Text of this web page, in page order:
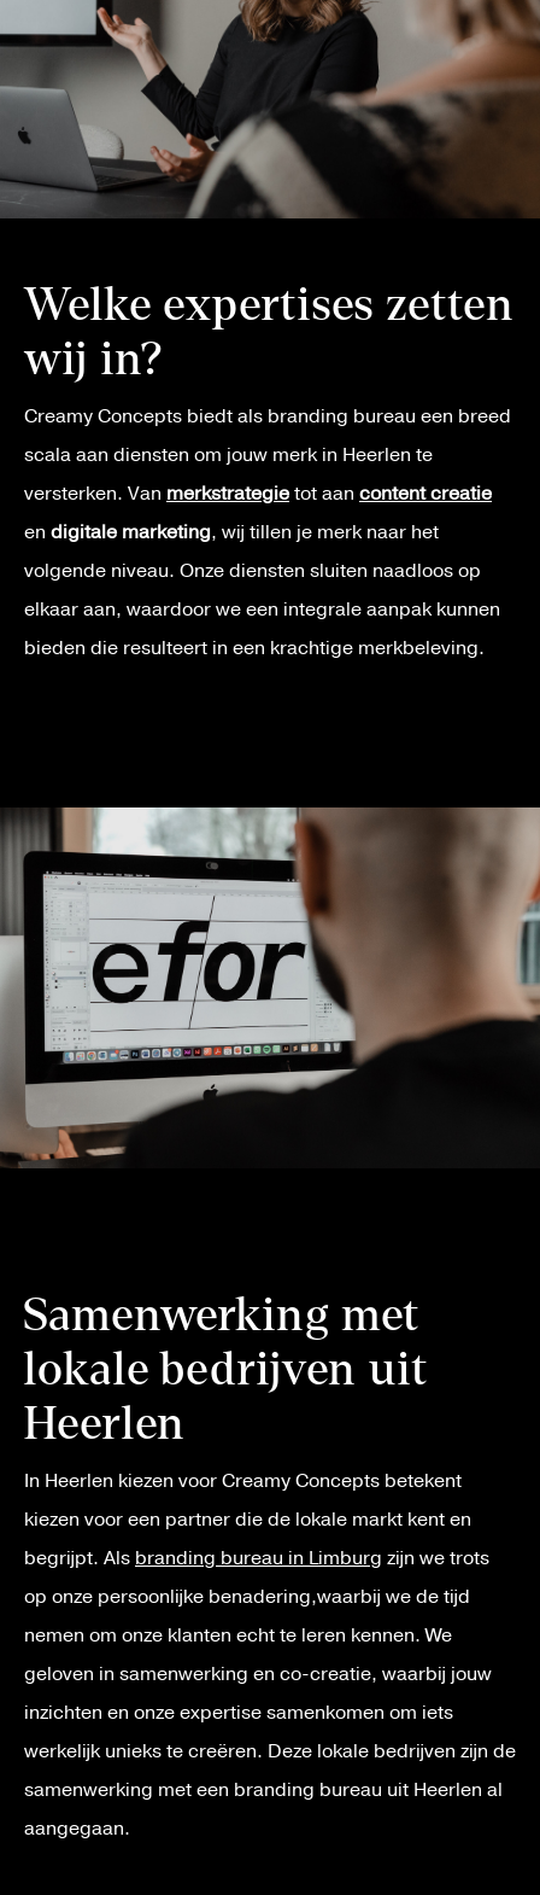
Welke expertises zetten
wij in?
Creamy Concepts biedt als branding bureau een breed
scala aan diensten om jouw merk in Heerlen te
versterken. Van merkstrategietot aan content creatie
en digitale marketing, wij tillen je merk naar het
volgende niveau. Onze diensten sluiten naadloos op
elkaar aan, waardoor we een integrale aanpak kunnen
bieden die resulteert in een krachtige merkbeleving.
Samenwerking met
lokale bedrijven uit
Heerlen
In Heerlen kiezen voor Creamy Concepts betekent
kiezen voor een partner die de lokale markt kent en
begrijpt. Als branding bureau in Limburg zijn we trots
op onze persoonlijke benadering,waarbij we de tijd
nemen om onze klanten echt te leren kennen. We
geloven in samenwerking en co-creatie, waarbij jouw
inzichten en onze expertise samenkomen om iets
werkelijk unieks te creëren. Deze lokale bedrijven zijn de
samenwerking met een branding bureau uit Heerlen al
aangegaan.